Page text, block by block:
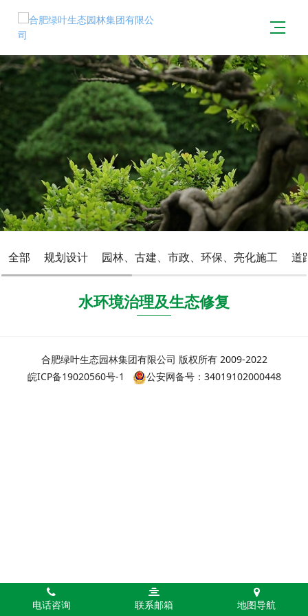
全部 规划设计 园林、古建、市政、环保、亮化施工 道
水环境治理及生态修复
合肥绿叶生态园林集团有限公司 版权所有 2009-2022
皖ICP备19020560号-1
公安网备号：34019102000448
电话咨询 联系邮箱 地图导航